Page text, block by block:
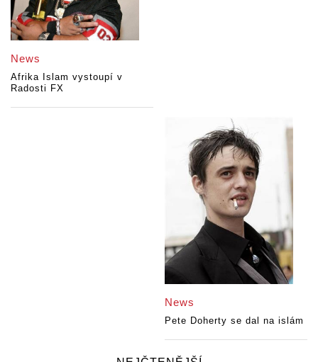
News
Afrika Islam vystoupí v
Radosti FX
News
Pete Doherty se dal na islám